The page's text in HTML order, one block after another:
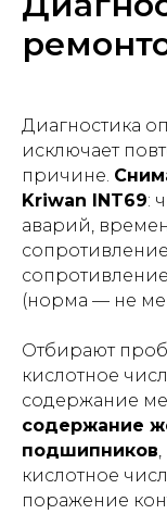
Диагностика
исключает
причине.
Kriwan INT69:
аварий,
(норма — не
Отбирают
кислотное
содержание
содержание
подшипников
кислотное
поражение